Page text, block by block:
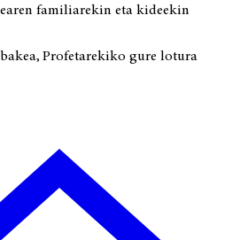
familiarekin eta kideekin
Profetarekiko gure lotura